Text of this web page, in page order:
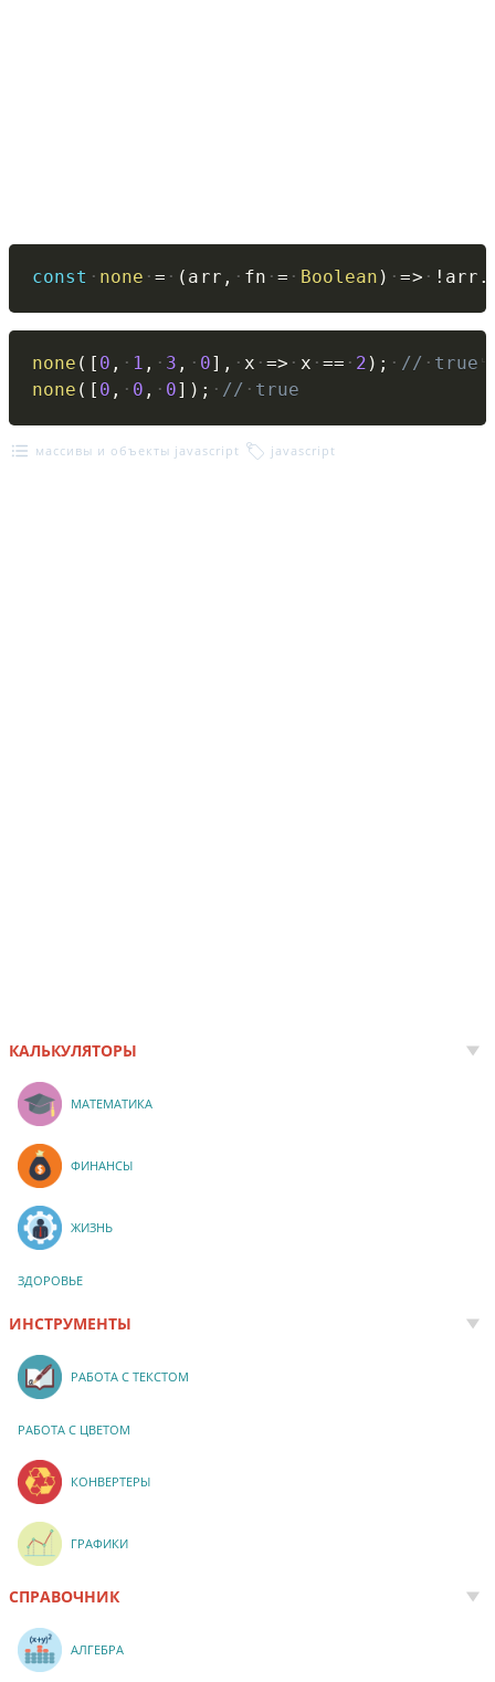
const none = ( arr , fn = Boolean ) => ! arr .
none ( [ 0 , 1 , 3 , 0] , x => x == 2 ) ; //
true
none ( [ 0 , 0 , 0] ) ; // true
массивы и объекты javascript javascript
КАЛЬКУЛЯТОРЫ
МАТЕМАТИКА
ФИНАНСЫ
ЖИЗНЬ
ЗДОРОВЬЕ
ИНСТРУМЕНТЫ
РАБОТА С ТЕКСТОМ
РАБОТА С ЦВЕТОМ
КОНВЕРТЕРЫ
ГРАФИКИ
СПРАВОЧНИК
АЛГЕБРА